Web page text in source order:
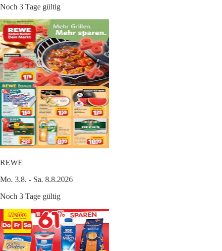
Noch 3 Tage gültig
REWE
Mo. 3.8. - Sa. 8.8.2026
Noch 3 Tage gültig